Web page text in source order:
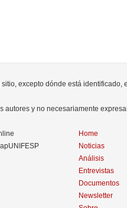
excepto dónde está identificado,
autores y no necesariamente
Home
Noticias
Análisis
Entrevistas
Documentos
Newsletter